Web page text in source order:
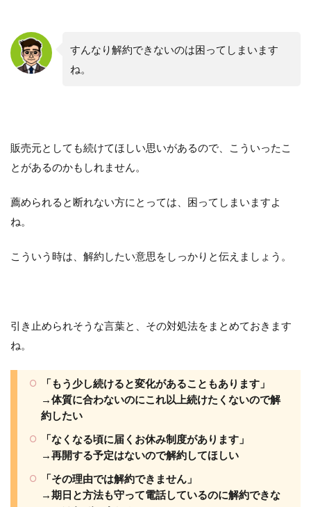
すんなり解約できないのは困ってしまいます
ね。
販売元としても続けてほしい思いがあるので、こういったこ
とがあるのかもしれません。
薦められると断れない方にとっては、困ってしまいますよ
ね。
こういう時は、解約したい意思をしっかりと伝えましょう。
引き止められそうな言葉と、その対処法をまとめておきます
ね。
「もう少し続けると変化があることもあります」
→体質に合わないのにこれ以上続けたくないので解
約したい
「なくなる頃に届くお休み制度があります」
→再開する予定はないので解約してほしい
「その理由では解約できません」
→期日と方法も守って電話しているのに解約できな